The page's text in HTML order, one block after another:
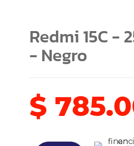
Redmi 15C -
- Negro
$